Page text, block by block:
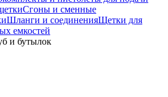
Сгоны и сменные
Шланги и соединенияЩетки для
емкостей
и бутылок